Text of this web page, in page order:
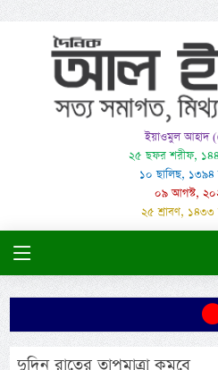
ইয়াওমুল আহাদ
২৫ ছফর শরীফ,
১০ ছালিছ, ১৩৯৪
০৯ আগস্ট,
২৫ শ্রাবণ,
দুদিন রাতের তাপমাত্রা কমবে